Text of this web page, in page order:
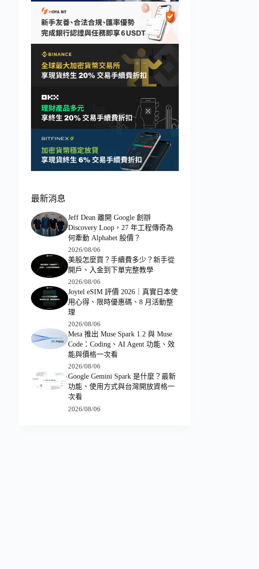
最新消息
Jeff Dean 離開 Google 創辦
Discovery Loop，27 年工程傳奇為
何牽動 Alphabet 股價？
2026/08/06
美股怎麼買？手續費多少？新手從
開戶、入金到下單完整教學
2026/08/06
Joytel eSIM 評價 2026｜真實日本使
用心得、限時優惠碼、8 月活動整
理
2026/08/06
Meta 推出 Muse Spark 1.2 與 Muse
Code：Coding、AI Agent 功能、效
能與價格一次看
2026/08/06
Google Gemini Spark 是什麼？最新
功能、使用方式與台灣開放資格一
次看
2026/08/06